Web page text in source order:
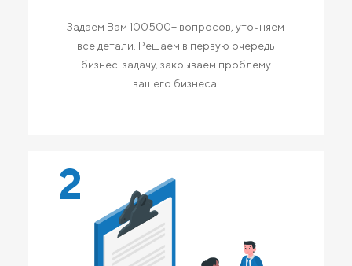
Задаем Вам 100500+ вопросов, уточняем
все детали. Решаем в первую очередь
бизнес-задачу, закрываем проблему
вашего бизнеса.
2